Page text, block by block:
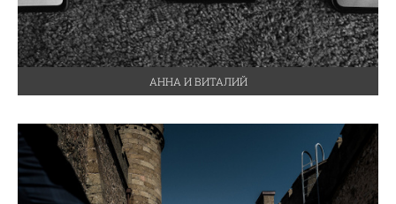
АННА И ВИТАЛИЙ